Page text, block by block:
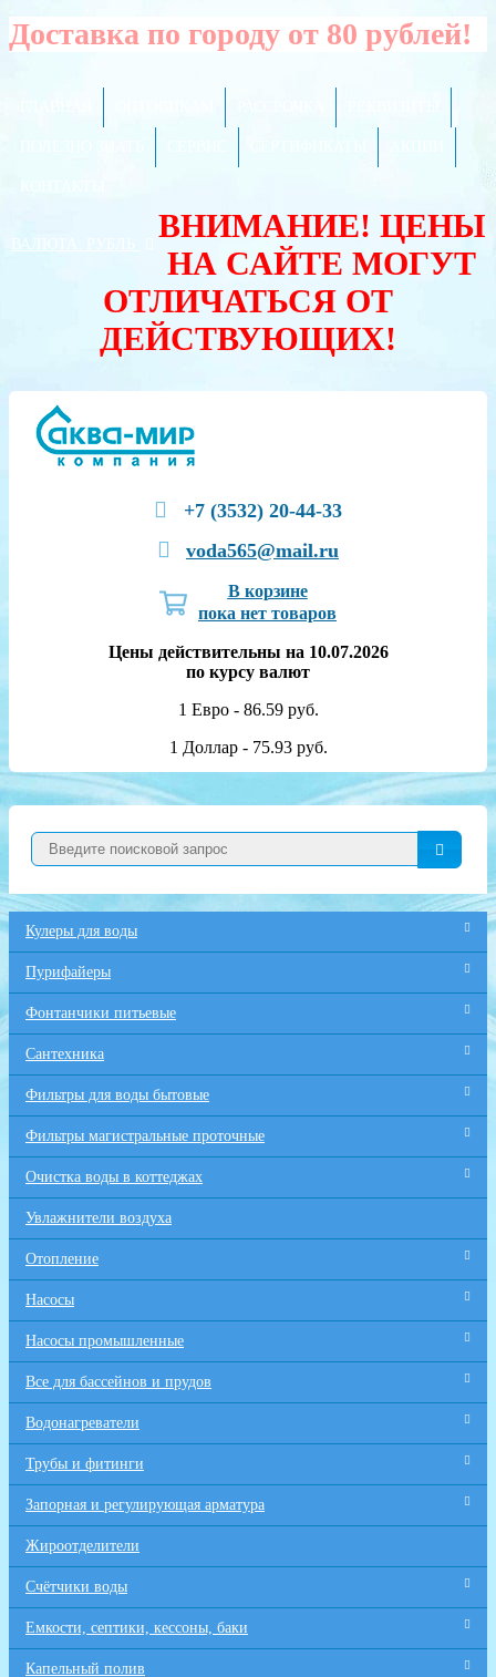
Доставка по городу от 80 рублей!
ВАЛЮТА:
ВНИМАНИЕ! ЦЕНЫ
НА САЙТЕ МОГУТ
ОТЛИЧАТЬСЯ ОТ
ДЕЙСТВУЮЩИХ!
+7 (3532) 20-44-33
voda565@mail.ru
В корзине
пока нет товаров
Цены действительны на 10.07.2026
по курсу валют
1 Евро - 86.59 руб.
1 Доллар - 75.93 руб.
Кулеры для воды
Пурифайеры
Фонтанчики питьевые
Сантехника
Фильтры для воды бытовые
Фильтры магистральные проточные
Очистка воды в коттеджах
Увлажнители воздуха
Отопление
Насосы
Насосы промышленные
Все для бaссейнов и прудов
Водонагреватели
Трубы и фитинги
Запорная и регулирующая арматура
Жироотделители
Счётчики воды
Емкости, септики, кессоны, баки
Капельный полив